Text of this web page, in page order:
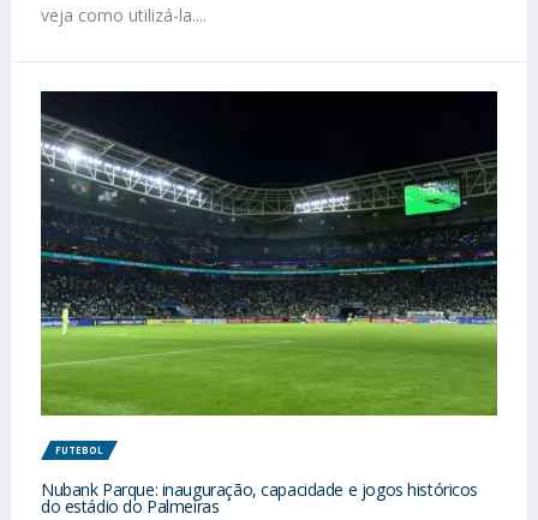
veja como utilizá-la....
FUTEBOL
Nubank Parque: inauguração, capacidade e jogos históricos
do estádio do Palmeiras